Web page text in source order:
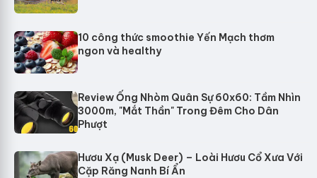
10 công thức smoothie Yến Mạch thơm
ngon và healthy
Review Ống Nhòm Quân Sự 60x60: Tầm Nhìn
3000m, "Mắt Thần" Trong Đêm Cho Dân
Phượt
Hươu Xạ (Musk Deer) – Loài Hươu Cổ Xưa Với
Cặp Răng Nanh Bí Ẩn